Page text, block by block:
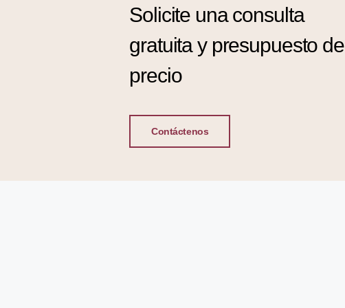
Solicite una consulta
gratuita y presupuesto de
precio
Contáctenos